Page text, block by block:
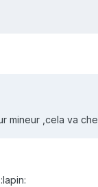
mineur ,cela va